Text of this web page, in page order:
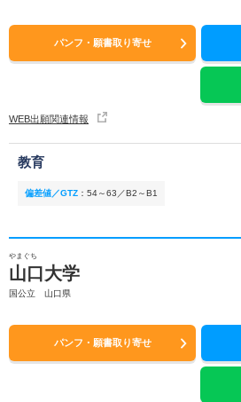
パンフ・願書取り寄せ
WEB出願関連情報
教育
偏差値／GTZ ： 54～63／B2～B1
やまぐち
山口大学
国公立 山口県
パンフ・願書取り寄せ